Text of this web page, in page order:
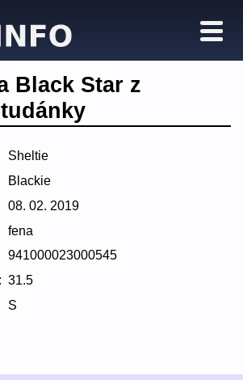
Black Star z
Sheltie
Blackie
08. 02. 2019
fena
941000023000545
31.5
S